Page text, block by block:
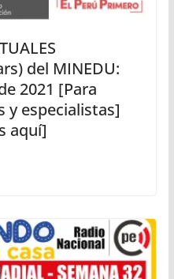
del MINEDU:
2021 [Para
y especialistas]
aquí]